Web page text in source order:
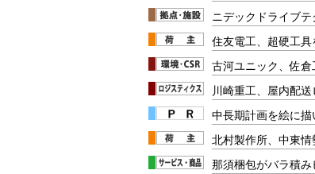
ニデックドライブ
住友電工、超硬工
古河ユニック、佐
川崎重工、屋内配
中長期計画を絵に
北村製作所、中東
那須梱包がバラ積